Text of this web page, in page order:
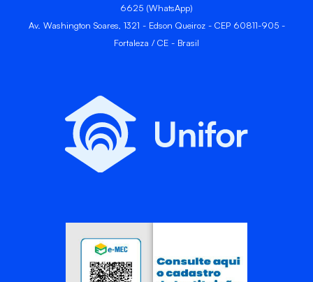
6625 (WhatsApp)
Av. Washington Soares, 1321 - Edson Queiroz - CEP 60811-905 -
Fortaleza / CE - Brasil